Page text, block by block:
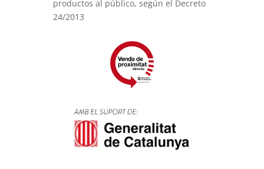
productos al público, según el Decreto
24/2013